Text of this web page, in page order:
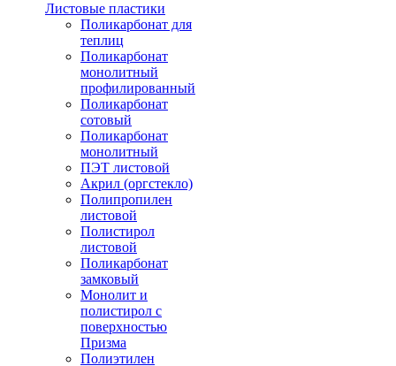
Листовые пластики
Поликарбонат для
теплиц
Поликарбонат
монолитный
профилированный
Поликарбонат
сотовый
Поликарбонат
монолитный
ПЭТ листовой
Акрил (оргстекло)
Полипропилен
листовой
Полистирол
листовой
Поликарбонат
замковый
Монолит и
полистирол с
поверхностью
Призма
Полиэтилен